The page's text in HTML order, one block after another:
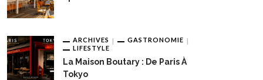
ARCHIVES
GASTRONOMIE
LIFESTYLE
La Maison Boutary : De Paris À
Tokyo